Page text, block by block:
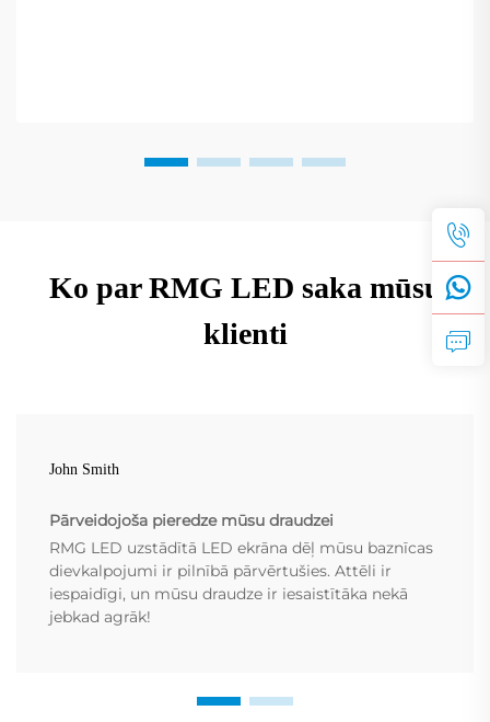
Ko par RMG LED saka mūsu
klienti
John Smith
Pārveidojoša pieredze mūsu draudzei
RMG LED uzstādītā LED ekrāna dēļ mūsu baznīcas
dievkalpojumi ir pilnībā pārvērtušies. Attēli ir
iespaidīgi, un mūsu draudze ir iesaistītāka nekā
jebkad agrāk!